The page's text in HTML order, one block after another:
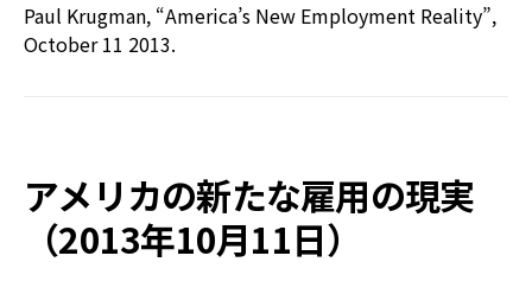
Paul Krugman, “America’s New Employment Reality”,
October 11 2013.
アメリカの新たな雇用の現実
（2013年10月11日）